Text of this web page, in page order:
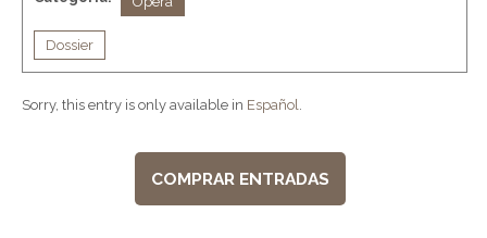
Dossier
Sorry, this entry is only available in Español
COMPRAR ENTRADAS